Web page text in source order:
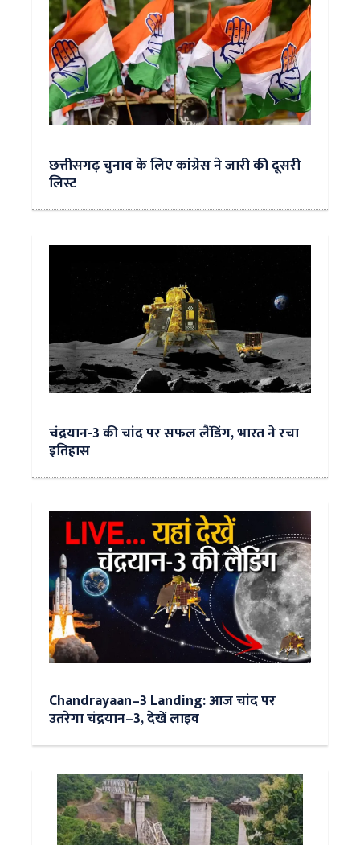
छत्तीसगढ़ चुनाव के लिए कांग्रेस ने जारी की दूसरी
लिस्ट
चंद्रयान-3 की चांद पर सफल लैंडिंग, भारत ने रचा
इतिहास
Chandrayaan–3 Landing: आज चांद पर
उतरेगा चंद्रयान–3, देखें लाइव